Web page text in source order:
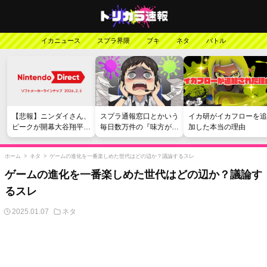
イカニュース スプラ界隈 ブキ ネタ バトル
【悲報】ニンダイさん、
ピークが開幕大谷翔平の
がっかりダイレクトだっ
たと言われてしまう
スプラ通報窓口とかいう
毎日数万件の『味方が弱
い』愚痴を読まされる苦
行
イカ研がイカフローを追
加した本当の理由
ホーム > ネタ > ゲームの進化を一番楽しめた世代はどの辺か？議論するスレ
ゲームの進化を一番楽しめた世代はどの辺か？議論す
るスレ
2025.01.07 ネタ